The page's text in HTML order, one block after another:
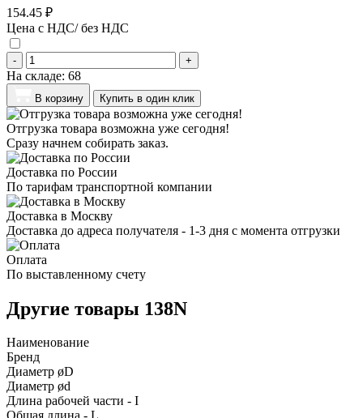
154.45 ₽
Цена с НДС/ без НДС
- +
На складе: 68
В корзину Купить в один клик
Отгрузка товара возможна уже сегодня!
Сразу начнем собирать заказ.
Доставка по России
По тарифам транспортной компании
Доставка в Москву
Доставка до адреса получателя - 1-3 дня с момента отгрузки
Оплата
По выставленному счету
Другие товары 138N
Наименование
Бренд
Диаметр øD
Диаметр ød
Длина рабочей части - I